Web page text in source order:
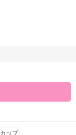
カップ